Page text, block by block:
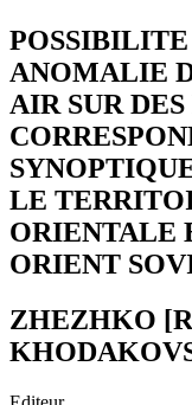
ANOMALIE
AIR SUR
LE
ORIENTALE
ORIENT
ZHEZHKO